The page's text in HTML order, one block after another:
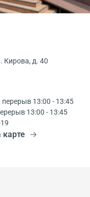
Кирова, д. 40
перерыв 13:00 - 13:45
13:00 - 13:45
карте